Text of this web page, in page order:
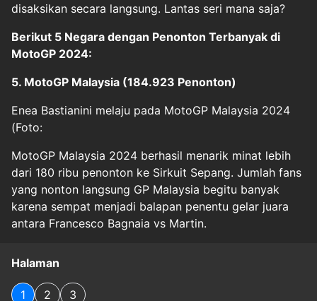
disaksikan secara langsung. Lantas seri mana saja?
Berikut 5 Negara dengan Penonton Terbanyak di
MotoGP 2024:
5. MotoGP Malaysia (184.923 Penonton)
Enea Bastianini melaju pada MotoGP Malaysia 2024
(Foto:
MotoGP Malaysia 2024 berhasil menarik minat lebih
dari 180 ribu penonton ke Sirkuit Sepang. Jumlah fans
yang nonton langsung GP Malaysia begitu banyak
karena sempat menjadi balapan penentu gelar juara
antara Francesco Bagnaia vs Martin.
Halaman
1 2 3